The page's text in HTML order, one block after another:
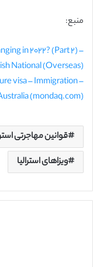
منبع:
in 2022? (Part 2) –
National (Overseas)
visa – Immigration –
(mondaq.com)
قوانین مهاجرتی
ویزاهای استرالیا